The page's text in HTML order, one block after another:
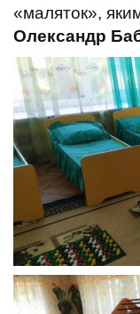
«маляток»,
Олександр